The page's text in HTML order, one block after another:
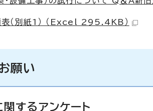
（別紙1） （Excel 295.4KB）
願い
するアンケート